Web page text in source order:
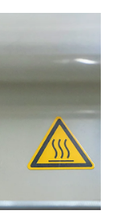
Wat
voor het
en